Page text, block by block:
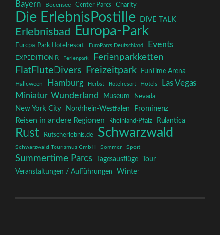
Bayern Bodensee Center Parcs Charity
Die ErlebnisPostille DIVE TALK
Erlebnisbad Europa-Park
Europa-Park Hotelresort EuroParcs Deutschland Events
EXPEDITION R Ferienpark Ferienparkketten
FlatFluteDivers Freizeitpark FunTime Arena
Halloween Hamburg Herbst Hotelresort Hotels
Las Vegas
Miniatur Wunderland
Museum Nevada
New York City Nordrhein-Westfalen Prominenz
Reisen in andere Regionen Rheinland-Pfalz Rulantica
Rust Rutscherlebnis.de Schwarzwald
Schwarzwald Tourismus GmbH Sommer Sport
Summertime Parcs Tagesausflüge
Tour
Veranstaltungen / Aufführungen
Winter